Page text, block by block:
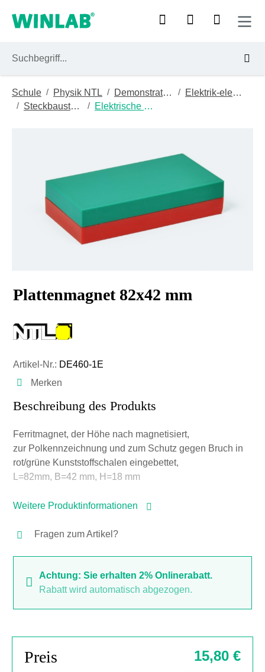
Zum Hauptinhalt springen
Schule / Physik NTL / Demonstrationsgeräte /
Elektrik-elektronik
/
Steckbausteindemo / Elektrische Maschinen
Plattenmagnet 82x42 mm
Artikel-Nr.: DE460-1E
Merken
Beschreibung des Produkts
Ferritmagnet, der Höhe nach magnetisiert,
zur Polkennzeichnung und zum Schutz gegen Bruch in
rot/grüne Kunststoffschalen eingebettet,
L=82mm, B=42 mm, H=18 mm
Weitere Produktinformationen
Fragen zum Artikel?
Achtung: Sie erhalten 2% Onlinerabatt.
Rabatt wird automatisch abgezogen.
Preis 15,80 €